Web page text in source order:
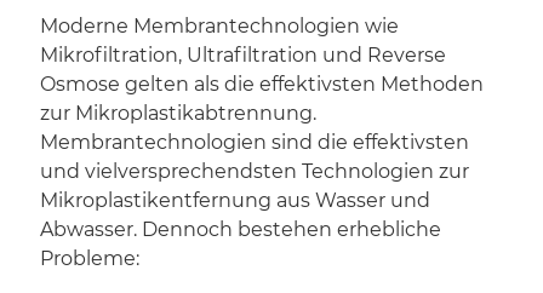
Moderne Membrantechnologien wie
Mikrofiltration, Ultrafiltration und Reverse
Osmose gelten als die effektivsten Methoden
zur Mikroplastikabtrennung.
Membrantechnologien sind die effektivsten
und vielversprechendsten Technologien zur
Mikroplastikentfernung aus Wasser und
Abwasser. Dennoch bestehen erhebliche
Probleme: